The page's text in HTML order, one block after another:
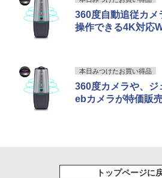
360度自動追従カメ
操作できる4K対応
本日みつけたお買い得品
360度カメラや、ジ
ebカメラが特価販
トップページに